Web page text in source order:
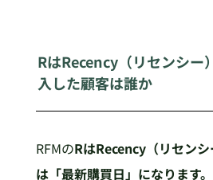
RはRecency（リセンシー
入した顧客は誰か
RFMのRはRecency（リセン
は「最新購買日」になります。